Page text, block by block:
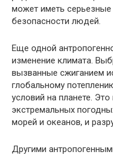
может иметь
безопасности людей.
Еще одной
изменение климата.
вызванные сжиганием
глобальному
условий на планете.
экстремальных
морей и океанов, и
Другими